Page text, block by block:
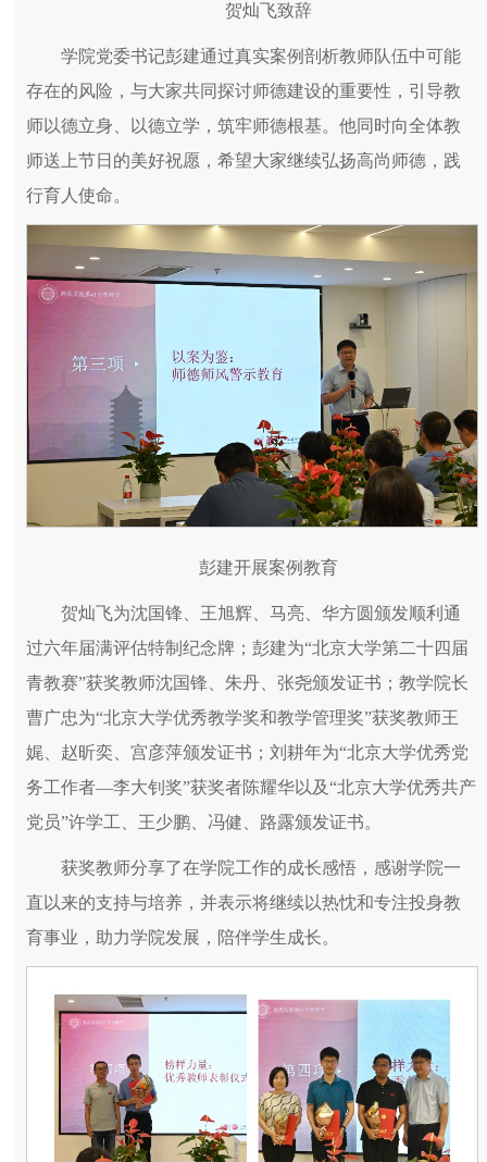
贺灿飞致辞
学院党委书记彭建通过真实案例剖析教师队伍中可能
存在的风险，与大家共同探讨师德建设的重要性，引导教
师以德立身、以德立学，筑牢师德根基。他同时向全体教
师送上节日的美好祝愿，希望大家继续弘扬高尚师德，践
行育人使命。
彭建开展案例教育
贺灿飞为沈国锋、王旭辉、马亮、华方圆颁发顺利通
过六年届满评估特制纪念牌；彭建为“北京大学第二十四届
青教赛”获奖教师沈国锋、朱丹、张尧颁发证书；教学院长
曹广忠为“北京大学优秀教学奖和教学管理奖”获奖教师王
娓、赵昕奕、宫彦萍颁发证书；刘耕年为“北京大学优秀党
务工作者—李大钊奖”获奖者陈耀华以及“北京大学优秀共产
党员”许学工、王少鹏、冯健、路露颁发证书。
获奖教师分享了在学院工作的成长感悟，感谢学院一
直以来的支持与培养，并表示将继续以热忱和专注投身教
育事业，助力学院发展，陪伴学生成长。